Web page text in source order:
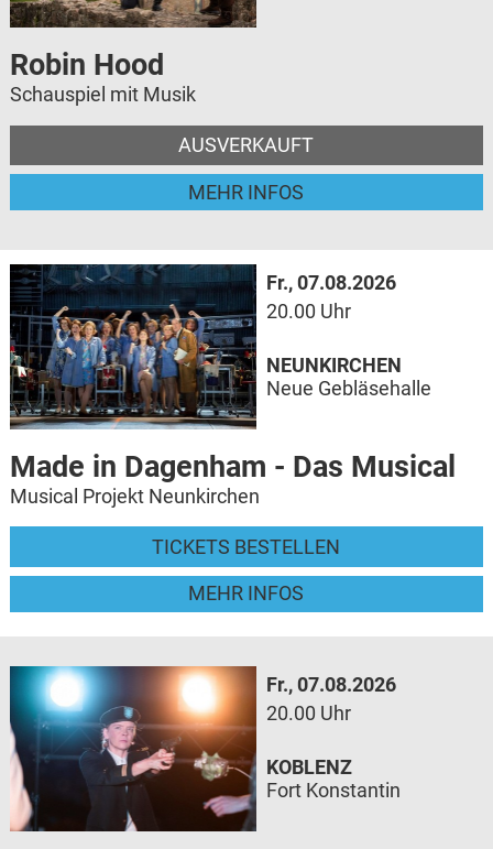
Robin Hood
Schauspiel mit Musik
AUSVERKAUFT
MEHR INFOS
Fr., 07.08.2026
20.00 Uhr
Made in Dagenham - Das Musical
Musical Projekt Neunkirchen
TICKETS BESTELLEN
MEHR INFOS
NEUNKIRCHEN
Neue Gebläsehalle
Fr., 07.08.2026
20.00 Uhr
KOBLENZ
Fort Konstantin